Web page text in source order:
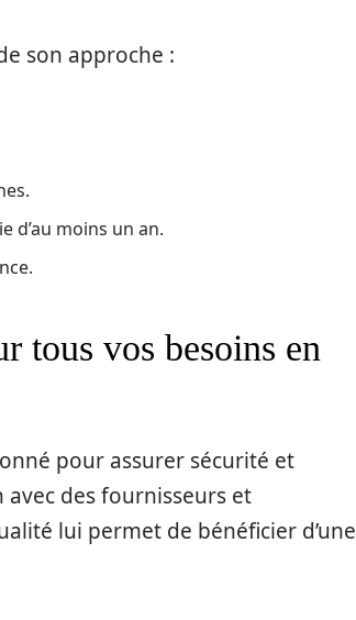
son approche :
d’au moins un an.
tous vos besoins en
pour assurer sécurité et
des fournisseurs et
lui permet de bénéficier d’une